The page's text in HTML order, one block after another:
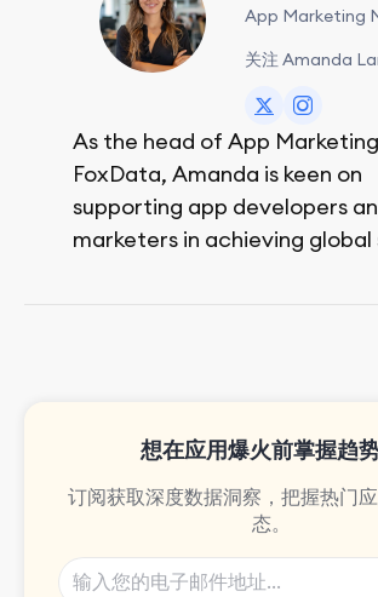
App Marketing
关注 Amanda
As the head of App
FoxData, Amanda is keen on
supporting app developers
marketers in achieving global
想在应用爆火前掌握趋
订阅获取深度数据洞察，把握热门
态。